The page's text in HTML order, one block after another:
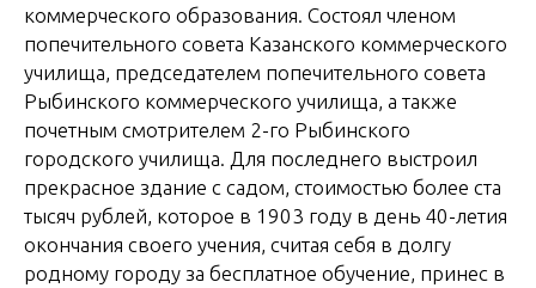
коммерческого образования. Состоял членом
попечительного совета Казанского коммерческого
училища, председателем попечительного совета
Рыбинского коммерческого училища, а также
почетным смотрителем 2-го Рыбинского
городского училища. Для последнего выстроил
прекрасное здание с садом, стоимостью более ста
тысяч рублей, которое в 1903 году в день 40-летия
окончания своего учения, считая себя в долгу
родному городу за бесплатное обучение, принес в